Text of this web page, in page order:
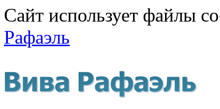
Сайт использует файлы
Рафаэль